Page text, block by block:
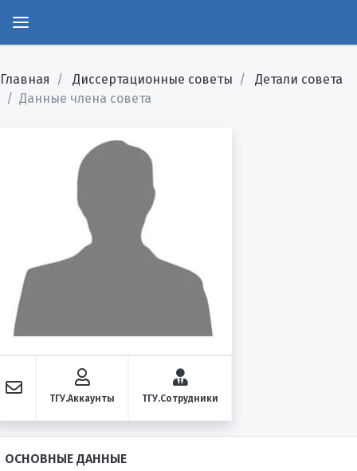
Главная Диссертационные советы
Детали совета
Данные члена совета
ТГУ.Аккаунты ТГУ.Сотрудники
ОСНОВНЫЕ ДАННЫЕ